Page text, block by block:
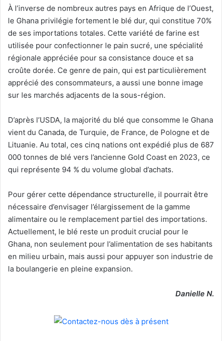
À l’inverse de nombreux autres pays en Afrique de l’Ouest,
le Ghana privilégie fortement le blé dur, qui constitue 70%
de ses importations totales. Cette variété de farine est
utilisée pour confectionner le pain sucré, une spécialité
régionale appréciée pour sa consistance douce et sa
croûte dorée. Ce genre de pain, qui est particulièrement
apprécié des consommateurs, a aussi une bonne image
sur les marchés adjacents de la sous-région.
D’après l’USDA, la majorité du blé que consomme le Ghana
vient du Canada, de Turquie, de France, de Pologne et de
Lituanie. Au total, ces cinq nations ont expédié plus de 687
000 tonnes de blé vers l’ancienne Gold Coast en 2023, ce
qui représente 94 % du volume global d’achats.
Pour gérer cette dépendance structurelle, il pourrait être
nécessaire d’envisager l’élargissement de la gamme
alimentaire ou le remplacement partiel des importations.
Actuellement, le blé reste un produit crucial pour le
Ghana, non seulement pour l’alimentation de ses habitants
en milieu urbain, mais aussi pour appuyer son industrie de
la boulangerie en pleine expansion.
Danielle N.